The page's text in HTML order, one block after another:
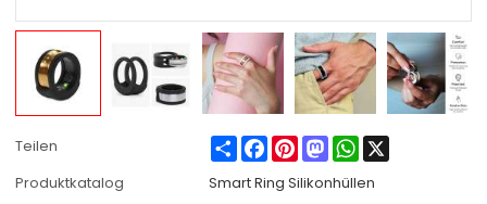
Teilen ShareFacebook
PinterestMastodonWhatsApp
Produktkatalog
Smart Ring Silikonhüllen